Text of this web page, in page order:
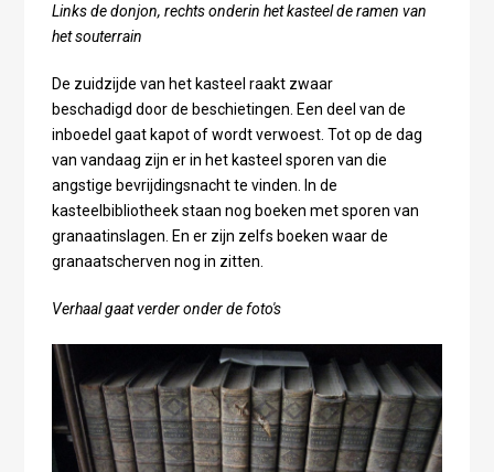
Links de donjon, rechts onderin het kasteel de ramen van
het souterrain
De zuidzijde van het kasteel raakt zwaar
beschadigd door de beschietingen. Een deel van de
inboedel gaat kapot of wordt verwoest. Tot op de dag
van vandaag zijn er in het kasteel sporen van die
angstige bevrijdingsnacht te vinden. In de
kasteelbibliotheek staan nog boeken met sporen van
granaatinslagen. En er zijn zelfs boeken waar de
granaatscherven nog in zitten.
Verhaal gaat verder onder de foto's